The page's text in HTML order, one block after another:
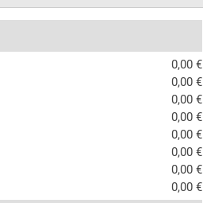
0,00 €
0,00 €
0,00 €
0,00 €
0,00 €
0,00 €
0,00 €
0,00 €